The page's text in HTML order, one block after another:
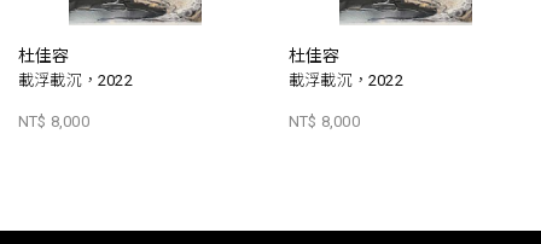
杜佳容
載浮載沉，2022
NT$ 8,000
杜佳容
載浮載沉，2022
NT$ 8,000